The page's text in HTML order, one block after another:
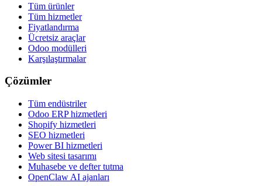
Tüm ürünler
Tüm hizmetler
Fiyatlandırma
Ücretsiz araçlar
Odoo modülleri
Karşılaştırmalar
Çözümler
Tüm endüstriler
Odoo ERP hizmetleri
Shopify hizmetleri
SEO hizmetleri
Power BI hizmetleri
Web sitesi tasarımı
Muhasebe ve defter tutma
OpenClaw AI ajanları